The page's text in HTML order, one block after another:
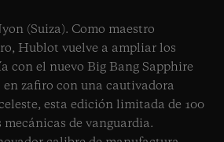
(Suiza). Como maestro
Hublot vuelve a ampliar los
con el nuevo Big Bang Sapphire
en zafiro con una cautivadora
esta edición limitada de 100
mecánicas de vanguardia.